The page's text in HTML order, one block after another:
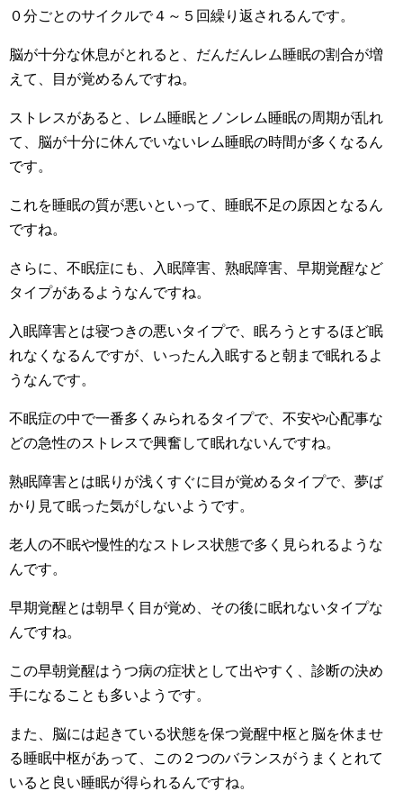
０分ごとのサイクルで４～５回繰り返されるんです。
脳が十分な休息がとれると、だんだんレム睡眠の割合が増
えて、目が覚めるんですね。
ストレスがあると、レム睡眠とノンレム睡眠の周期が乱れ
て、脳が十分に休んでいないレム睡眠の時間が多くなるん
です。
これを睡眠の質が悪いといって、睡眠不足の原因となるん
ですね。
さらに、不眠症にも、入眠障害、熟眠障害、早期覚醒など
タイプがあるようなんですね。
入眠障害とは寝つきの悪いタイプで、眠ろうとするほど眠
れなくなるんですが、いったん入眠すると朝まで眠れるよ
うなんです。
不眠症の中で一番多くみられるタイプで、不安や心配事な
どの急性のストレスで興奮して眠れないんですね。
熟眠障害とは眠りが浅くすぐに目が覚めるタイプで、夢ば
かり見て眠った気がしないようです。
老人の不眠や慢性的なストレス状態で多く見られるような
んです。
早期覚醒とは朝早く目が覚め、その後に眠れないタイプな
んですね。
この早朝覚醒はうつ病の症状として出やすく、診断の決め
手になることも多いようです。
また、脳には起きている状態を保つ覚醒中枢と脳を休ませ
る睡眠中枢があって、この２つのバランスがうまくとれて
いると良い睡眠が得られるんですね。